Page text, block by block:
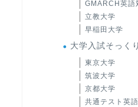
GMARCH英語
立教大学
早稲田大学
大学入試そっく
東京大学
筑波大学
京都大学
共通テスト英